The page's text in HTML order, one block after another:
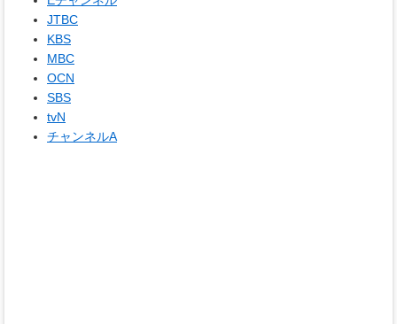
JTBC
KBS
MBC
OCN
SBS
tvN
チャンネルA